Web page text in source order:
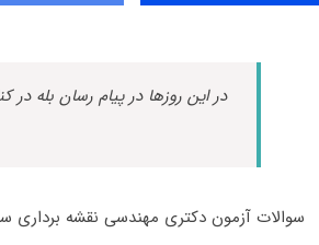
در این روزها در پیام رسان بله در
سوالات آزمون دکتری مهندسی نقشه برداری سال ۱۴۰۵ به همراه پاسخنامه کلیدی توسط سازمان سنجش